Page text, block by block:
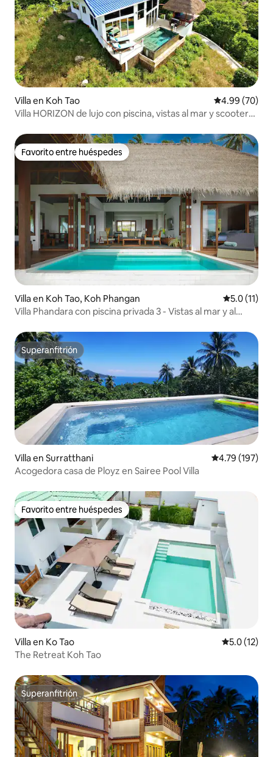
Villa en Koh Tao Calificación
4.99 (70)
Villa HORIZON de lujo con piscina, vistas al mar y scooter
Favorito entre huéspedes
Favorito entre huéspedes
Villa en Koh Tao, Koh Phangan Calificación
5.0 (11)
Villa Phandara con piscina privada 3 - Vistas al mar y al
Superanfitrión
Superanfitrión
Villa en Surratthani Calificación
4.79 (197)
Acogedora casa de Ployz en Sairee Pool Villa
Favorito entre huéspedes
Favorito entre huéspedes
Villa en Ko Tao Calificación
5.0 (12)
The Retreat Koh Tao
Superanfitrión
Superanfitrión